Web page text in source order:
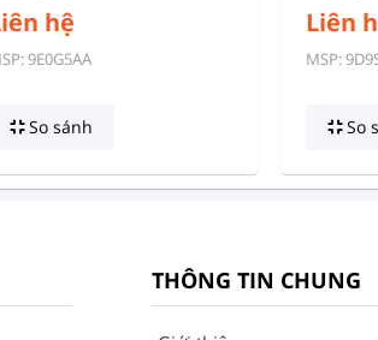
hệ
9E0G5AA
So sánh
Liên
MSP:
So
THÔNG TIN CHUNG